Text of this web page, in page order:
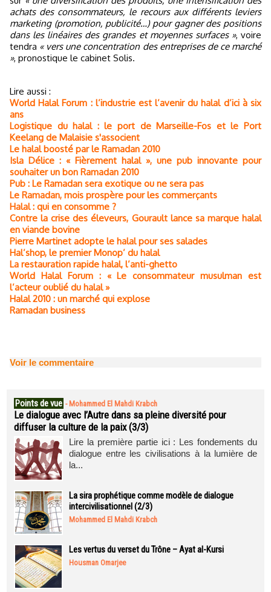
achats des consommateurs, le recours aux différents leviers
marketing (promotion, publicité…) pour gagner des positions
dans les linéaires des grandes et moyennes surfaces », voire
tendra « vers une concentration des entreprises de ce marché
», pronostique le cabinet Solis.
Lire aussi :
World Halal Forum : l’industrie est l’avenir du halal d’ici à six
ans
Logistique du halal : le port de Marseille-Fos et le Port
Keelang de Malaisie s'associent
Le halal boosté par le Ramadan 2010
Isla Délice : « Fièrement halal », une pub innovante pour
souhaiter un bon Ramadan 2010
Pub : Le Ramadan sera exotique ou ne sera pas
Le Ramadan, mois prospère pour les commerçants
Halal : qui en consomme ?
Contre la crise des éleveurs, Gourault lance sa marque halal
en viande bovine
Pierre Martinet adopte le halal pour ses salades
Hal’shop, le premier Monop’ du halal
La restauration rapide halal, l’anti-ghetto
World Halal Forum : « Le consommateur musulman est
l’acteur oublié du halal »
Halal 2010 : un marché qui explose
Ramadan business
Voir le commentaire
Points de vue - Mohammed El Mahdi Krabch
Le dialogue avec l’Autre dans sa pleine diversité pour
diffuser la culture de la paix (3/3)
Lire la première partie ici : Les fondements du
dialogue entre les civilisations à la lumière de
la...
La sira prophétique comme modèle de dialogue
intercivilisationnel (2/3)
Mohammed El Mahdi Krabch
Les vertus du verset du Trône – Ayat al-Kursi
Housman Omarjee